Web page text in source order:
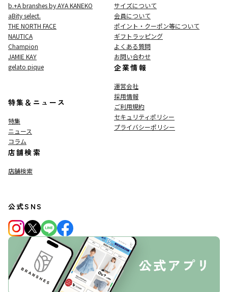
b.+A branshes by AYA KANEKO
aBity select.
THE NORTH FACE
NAUTICA
Champion
JAMIE KAY
gelato pique
特集＆ニュース
特集
ニュース
コラム
店舗検索
店舗検索
サイズについて
会員について
ポイント・クーポン等について
ギフトラッピング
よくある質問
お問い合わせ
企業情報
運営会社
採用情報
ご利用規約
セキュリティポリシー
プライバシーポリシー
公式SNS